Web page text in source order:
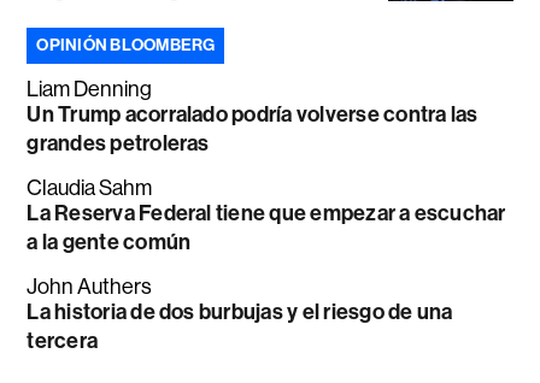
OPINIÓN BLOOMBERG
Liam Denning
Un Trump acorralado podría volverse contra las
grandes petroleras
Claudia Sahm
La Reserva Federal tiene que empezar a escuchar
a la gente común
John Authers
La historia de dos burbujas y el riesgo de una
tercera